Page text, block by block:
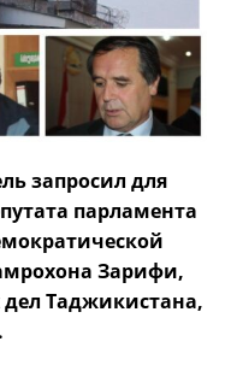
запросил для
парламента
Зарифи,
Таджикистана,